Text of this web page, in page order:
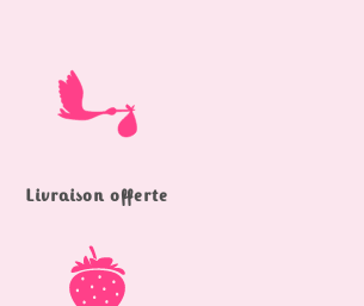
Livraison offerte